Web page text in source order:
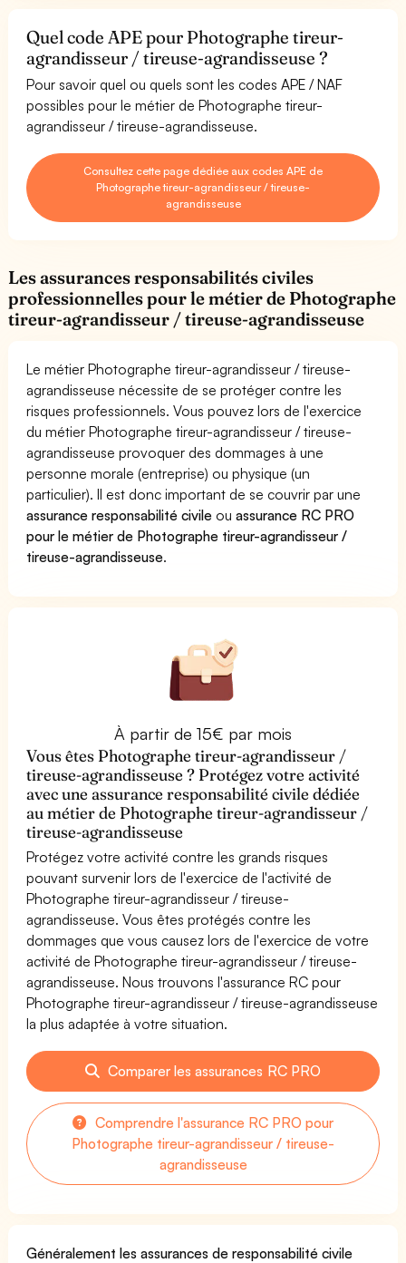
Quel code APE pour Photographe tireur-
agrandisseur / tireuse-agrandisseuse ?
Pour savoir quel ou quels sont les codes APE / NAF
possibles pour le métier de Photographe tireur-
agrandisseur / tireuse-agrandisseuse.
Consultez cette page dédiée aux codes APE de
Photographe tireur-agrandisseur / tireuse-
agrandisseuse
Les assurances responsabilités civiles
professionnelles pour le métier de Photographe
tireur-agrandisseur / tireuse-agrandisseuse
Le métier Photographe tireur-agrandisseur / tireuse-
agrandisseuse nécessite de se protéger contre les
risques professionnels. Vous pouvez lors de l'exercice
du métier Photographe tireur-agrandisseur / tireuse-
agrandisseuse provoquer des dommages à une
personne morale (entreprise) ou physique (un
particulier). Il est donc important de se couvrir par une
assurance responsabilité civile ouassurance RC PRO
pour le métier de Photographe tireur-agrandisseur /
tireuse-agrandisseuse.
À partir de 15€ par mois
Vous êtes Photographe tireur-agrandisseur /
tireuse-agrandisseuse ? Protégez votre activité
avec une assurance responsabilité civile dédiée
au métier de Photographe tireur-agrandisseur /
tireuse-agrandisseuse
Protégez votre activité contre les grands risques
pouvant survenir lors de l'exercice de l'activité de
Photographe tireur-agrandisseur / tireuse-
agrandisseuse. Vous êtes protégés contre les
dommages que vous causez lors de l'exercice de votre
activité de Photographe tireur-agrandisseur / tireuse-
agrandisseuse. Nous trouvons l'assurance RC pour
Photographe tireur-agrandisseur / tireuse-agrandisseuse
la plus adaptée à votre situation.
Comparer les assurances RC PRO
Comprendre l'assurance RC PRO pour
Photographe tireur-agrandisseur / tireuse-
agrandisseuse
Généralement les assurances de responsabilité civile